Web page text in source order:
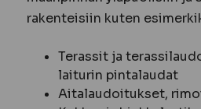
rakenteisiin kuten
Terassit ja
laiturin pintalaudat
Aitalaudoitukset,